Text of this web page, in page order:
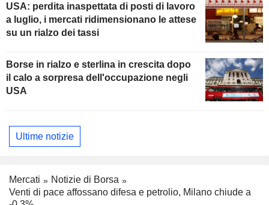
USA: perdita inaspettata di posti di lavoro
a luglio, i mercati ridimensionano le attese
su un rialzo dei tassi
Borse in rialzo e sterlina in crescita dopo
il calo a sorpresa dell'occupazione negli
USA
Ultime notizie
Mercati
Notizie di Borsa
Venti di pace affossano difesa e petrolio, Milano chiude a